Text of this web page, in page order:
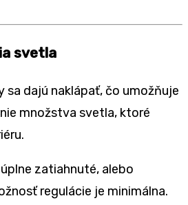
svetla
sa dajú naklápať, čo umožňuje
množstva svetla, ktoré
zatiahnuté, alebo
regulácie je minimálna.